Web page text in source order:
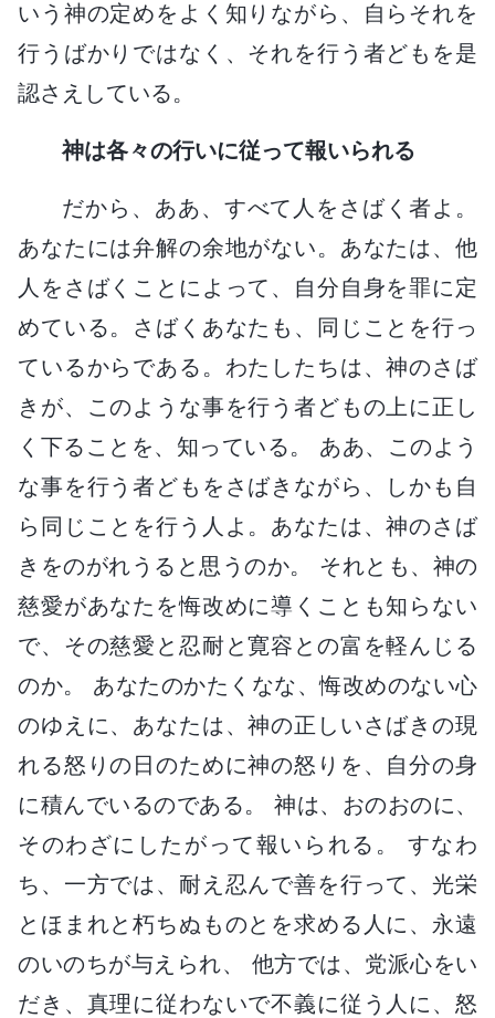
いう神の定めをよく知りながら、自らそれを
行うばかりではなく、それを行う者どもを是
認さえしている。
神は各々の行いに従って報いられる
だから、ああ、すべて人をさばく者よ。
あなたには弁解の余地がない。あなたは、他
人をさばくことによって、自分自身を罪に定
めている。さばくあなたも、同じことを行っ
ているからである。わたしたちは、神のさば
きが、このような事を行う者どもの上に正し
く下ることを、知っている。 ああ、このよう
な事を行う者どもをさばきながら、しかも自
ら同じことを行う人よ。あなたは、神のさば
きをのがれうると思うのか。 それとも、神の
慈愛があなたを悔改めに導くことも知らない
で、その慈愛と忍耐と寛容との富を軽んじる
のか。 あなたのかたくなな、悔改めのない心
のゆえに、あなたは、神の正しいさばきの現
れる怒りの日のために神の怒りを、自分の身
に積んでいるのである。 神は、おのおのに、
そのわざにしたがって報いられる。 すなわ
ち、一方では、耐え忍んで善を行って、光栄
とほまれと朽ちぬものとを求める人に、永遠
のいのちが与えられ、 他方では、党派心をい
だき、真理に従わないで不義に従う人に、怒